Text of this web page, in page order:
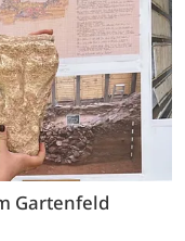
Gartenfeld